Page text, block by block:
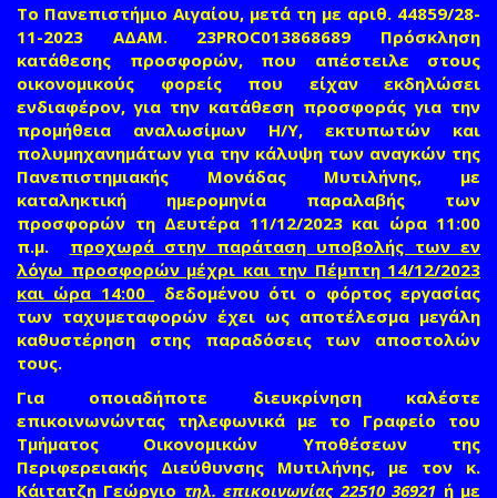
Το Πανεπιστήμιο Αιγαίου, μετά τη με αριθ. 44859/28-
11-2023 ΑΔΑΜ. 23PROC013868689 Πρόσκληση
κατάθεσης προσφορών, που απέστειλε στους
οικονομικούς φορείς που είχαν εκδηλώσει
ενδιαφέρον, για την κατάθεση προσφοράς για την
προμήθεια αναλωσίμων Η/Υ, εκτυπωτών και
πολυμηχανημάτων για την κάλυψη των αναγκών της
Πανεπιστημιακής Μονάδας Μυτιλήνης, με
καταληκτική ημερομηνία παραλαβής των
προσφορών τη Δευτέρα 11/12/2023 και ώρα 11:00
π.μ. προχωρά στην παράταση υποβολής των εν
λόγω προσφορών μέχρι και την Πέμπτη 14/12/2023
και ώρα 14:00
δεδομένου ότι ο φόρτος εργασίας
των ταχυμεταφορών έχει ως αποτέλεσμα μεγάλη
καθυστέρηση στης παραδόσεις των αποστολών
τους.
Για οποιαδήποτε διευκρίνηση καλέστε
επικοινωνώντας τηλεφωνικά με το Γραφείο του
Τμήματος Οικονομικών Υποθέσεων της
Περιφερειακής Διεύθυνσης Μυτιλήνης, με τον κ.
Κάιτατζη Γεώργιο τηλ. επικοινωνίας 22510 36921 ή με